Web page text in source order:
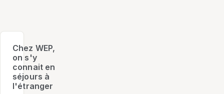
Chez WEP,
on s'y
connait en
séjours à
l'étranger